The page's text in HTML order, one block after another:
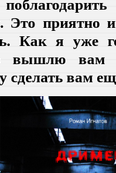
Это приятно
Как я уже
вышлю вам
сделать вам